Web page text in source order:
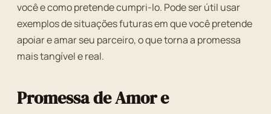
você e como pretende cumpri-lo. Pode ser útil usar
exemplos de situações futuras em que você pretende
apoiar e amar seu parceiro, o que torna a promessa
mais tangível e real.
Promessa de Amor e